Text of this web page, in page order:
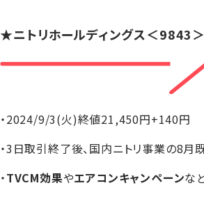
★ニトリホールディングス＜9843＞
・2024/9/3(火)終値21,450円+140円
・3日取引終了後、国内ニトリ事業の8
・TVCM効果やエアコンキャンペーンな